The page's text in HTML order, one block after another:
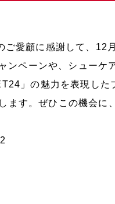
愛顧に感謝して、12
ンペーンや、シューケ
」の魅力を表現した
す。ぜひこの機会に